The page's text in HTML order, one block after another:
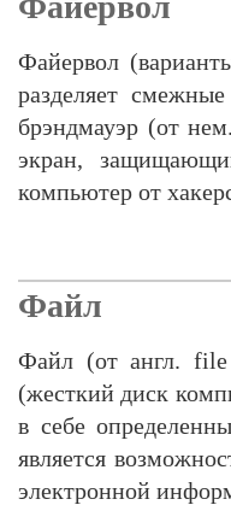
Файервол
разделяет
брэндмауэр (от
экран,
компьютер от
Файл
Файл (от англ. file
(жесткий диск
в себе
является
электронной